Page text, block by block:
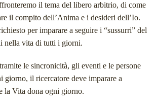
il tema del libero arbitrio, di come
il compito dell’Anima e i desideri dell’Io.
per imparare a seguire i “sussurri” del
nella vita di tutti i giorni.
le sincronicità, gli eventi e le persone
giorno, il ricercatore deve imparare a
la Vita dona ogni giorno.